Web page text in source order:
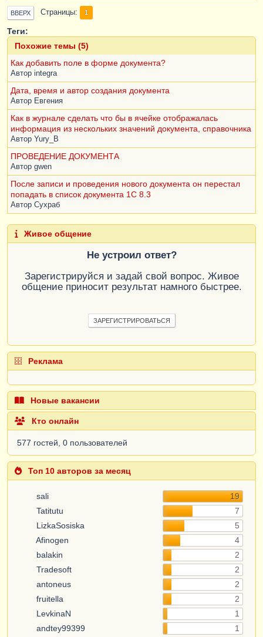
ВВЕРХ Страницы 1
Теги:
Похожие темы (5)
Как добавить поле в форме документа?
Автор integra
Дата, время и автор создания документа
Автор Eвгения
Как в журнале сделать что бы в ячейке отображалась
информация из нескольких значений документа, справочника
Автор Yury_B
ПРОВЕДЕНИЕ ДОКУМЕНТА
Автор gwen
После записи и проведения нового документа он перестал
попадать в список документа 1С 8.3
Автор Сухраб
Живое общение
Не устроил ответ?
Зарегистрируйся и задай свой вопрос. Живое
общение приносит результат намного быстрее.
ЗАРЕГИСТРИРОВАТЬСЯ
Реклама
Новые вакансии
Кто онлайн
577 гостей, 0 пользователей
Топ 10 авторов за месяц
sali
19
Tatitutu
7
LizkaSosiska
5
Afinogen
4
balakin
2
Tradesoft
2
antoneus
2
fruitella
2
LevkinaN
1
andtey99399
1